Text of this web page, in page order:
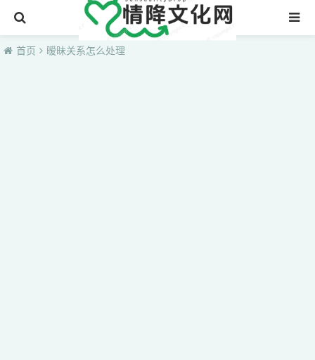
首页
首页 暧昧关系怎么处理